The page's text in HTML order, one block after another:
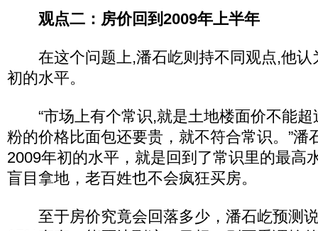
观点二：房价回到2009年上半年
在这个问题上,潘石屹则持不同观点,他认
初的水平。
“市场上有个常识,就是土地楼面价不能超
粉的价格比面包还要贵，就不符合常识。”潘
2009年初的水平，就是回到了常识里的最高
盲目拿地，老百姓也不会疯狂买房。
至于房价究竟会回落多少，潘石屹预测